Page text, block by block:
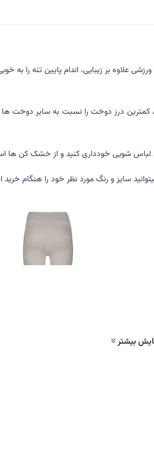
بر زیبایی، اندام پایین تنه را به
درز دوخت را نسبت به سایر دوخت ها و
سایز و رنگ مورد نظر خود را هنگام خرید
بیشتر